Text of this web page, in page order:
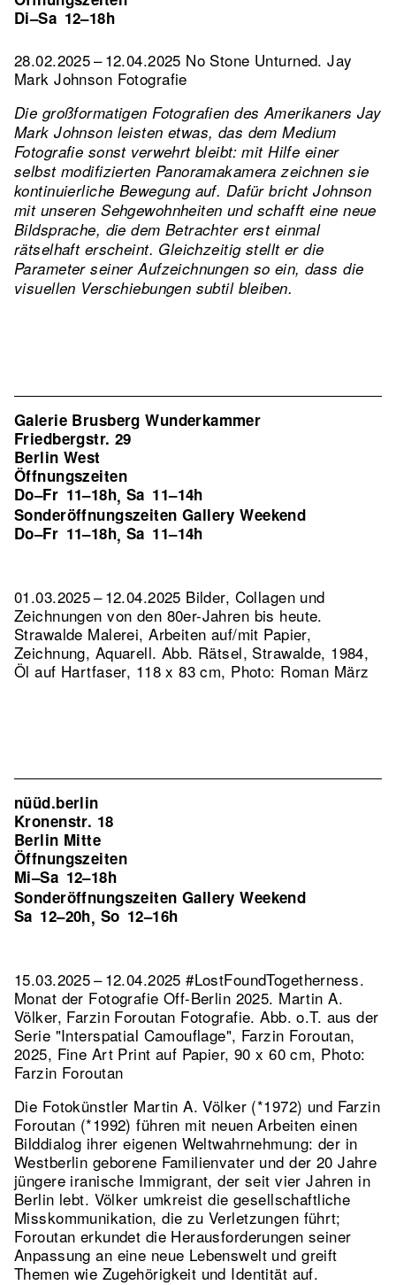
Di–Sa 12–18h
28.02.2025 – 12.04.2025 No Stone Unturned. Jay
Mark Johnson Fotografie
Die großformatigen Fotografien des Amerikaners Jay
Mark Johnson leisten etwas, das dem Medium
Fotografie sonst verwehrt bleibt: mit Hilfe einer
selbst modifizierten Panoramakamera zeichnen sie
kontinuierliche Bewegung auf. Dafür bricht Johnson
mit unseren Sehgewohnheiten und schafft eine neue
Bildsprache, die dem Betrachter erst einmal
rätselhaft erscheint. Gleichzeitig stellt er die
Parameter seiner Aufzeichnungen so ein, dass die
visuellen Verschiebungen subtil bleiben.
Galerie Brusberg Wunderkammer
Friedbergstr. 29
Berlin West
Öffnungszeiten
Do–Fr 11–18h, Sa 11–14h
Sonderöffnungszeiten Gallery Weekend
Do–Fr 11–18h, Sa 11–14h
01.03.2025 – 12.04.2025 Bilder, Collagen und
Zeichnungen von den 80er-Jahren bis heute.
Strawalde Malerei, Arbeiten auf/mit Papier,
Zeichnung, Aquarell. Abb. Rätsel, Strawalde, 1984,
Öl auf Hartfaser, 118 x 83 cm, Photo: Roman März
nüüd.berlin
Kronenstr. 18
Berlin Mitte
Öffnungszeiten
Mi–Sa 12–18h
Sonderöffnungszeiten Gallery Weekend
Sa 12–20h, So 12–16h
15.03.2025 – 12.04.2025 #LostFoundTogetherness.
Monat der Fotografie Off-Berlin 2025. Martin A.
Völker, Farzin Foroutan Fotografie.Abb. o.T. aus der
Serie "Interspatial Camouflage", Farzin Foroutan,
2025, Fine Art Print auf Papier, 90 x 60 cm, Photo:
Farzin Foroutan
Die Fotokünstler Martin A. Völker (*1972) und Farzin
Foroutan (*1992) führen mit neuen Arbeiten einen
Bilddialog ihrer eigenen Weltwahrnehmung: der in
Westberlin geborene Familienvater und der 20 Jahre
jüngere iranische Immigrant, der seit vier Jahren in
Berlin lebt. Völker umkreist die gesellschaftliche
Misskommunikation, die zu Verletzungen führt;
Foroutan erkundet die Herausforderungen seiner
Anpassung an eine neue Lebenswelt und greift
Themen wie Zugehörigkeit und Identität auf.